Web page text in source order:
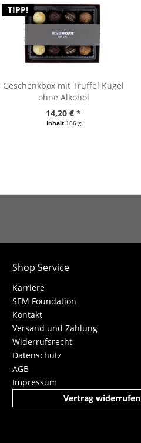
TIPP!
Geschenkbox mit Trüffel Kugel
ohne Alkohol
14,20 € *
Inhalt 166 g
Shop Service
Karriere
SEM Foundation
Kontakt
Versand und Zahlung
Widerrufsrecht
Datenschutz
AGB
Impressum
Vertrag widerrufen